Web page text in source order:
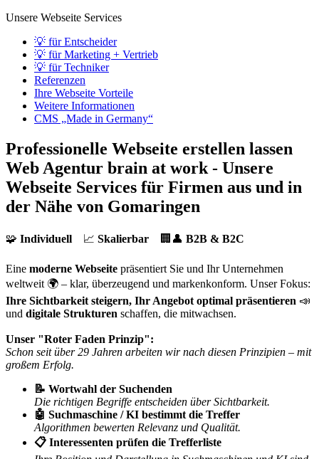
Unsere Webseite Services
💡 für Entscheider
💡 für Marketing + Vertrieb
💡 für Techniker
Referenzen
Ihre Webseite Vorteile
Weitere Informationen
CMS „Made in Germany“
Professionelle Webseite erstellen lassen
Web Agentur brain at work - Unsere
Webseite Services für Firmen aus und in
der Nähe von Gomaringen
🧩 Individuell 📈 Skalierbar 🏢👤 B2B & B2C
Eine moderne Webseite präsentiert Sie und Ihr Unternehmen
weltweit 🌍 – klar, überzeugend und markenkonform. Unser Fokus:
Ihre Sichtbarkeit steigern, Ihr Angebot optimal präsentieren 📣
und digitale Strukturen schaffen, die mitwachsen.
Unser "Roter Faden Prinzip":
Schon seit über 29 Jahren arbeiten wir nach diesen Prinzipien – mit
großem Erfolg.
📝 Wortwahl der Suchenden
Die richtigen Begriffe entscheiden über Sichtbarkeit.
🤖 Suchmaschine / KI bestimmt die Treffer
Algorithmen bewerten Relevanz und Qualität.
📋 Interessenten prüfen die Trefferliste